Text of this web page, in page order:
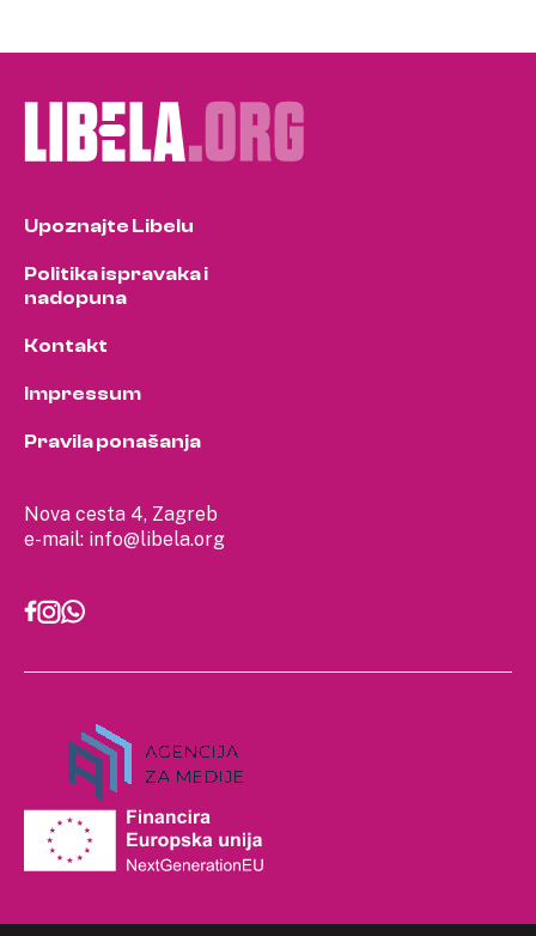
Nova cesta 4, Zagreb
e-mail: info@libela.org
Upoznajte Libelu
Politika ispravaka i
nadopuna
Kontakt
Impressum
Pravila ponašanja